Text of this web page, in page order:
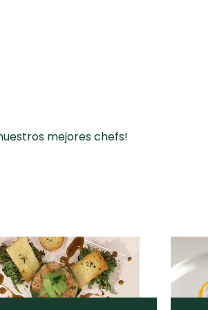
Toast de
curada y
mejores chefs!